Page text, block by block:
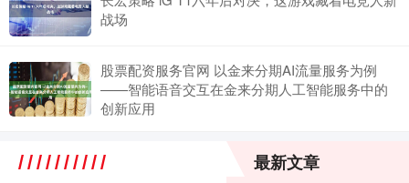
战场
股票配资服务官网 以金来分期AI流量服务为例
——智能语音交互在金来分期人工智能服务中的
创新应用
最新文章